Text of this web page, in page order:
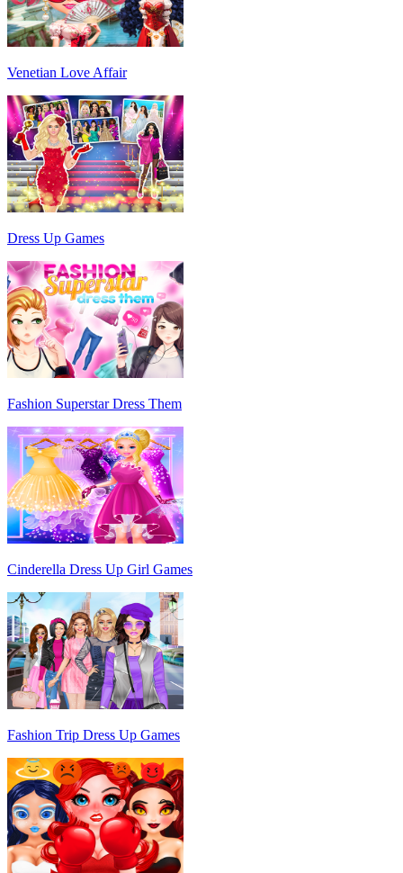
Venetian Love Affair
Dress Up Games
Fashion Superstar Dress Them
Cinderella Dress Up Girl Games
Fashion Trip Dress Up Games